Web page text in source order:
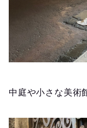
中庭や小さな美術